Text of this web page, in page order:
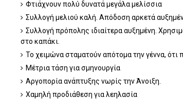
Φτιάχνουν πολύ δυνατά μεγάλα μελίσσια
Συλλογή μελιού καλή. Απόδοση αρκετά
Συλλογή πρόπολης ιδιαίτερα αυξημένη.
στο καπάκι.
Το χειμώνα σταματούν απότομα την γέννα, ότι
Μέτρια τάση για σμηνουργία
Αργοπορία ανάπτυξης νωρίς την Άνοιξη.
Χαμηλή προδιάθεση για λεηλασία